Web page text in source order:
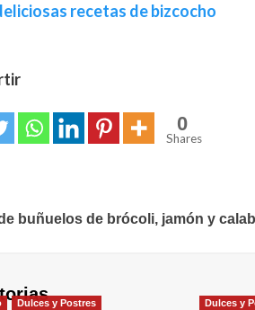
recetas de bizcocho
0
Shares
buñuelos de brócoli, jamón y
Dulces y Postres Dulces y